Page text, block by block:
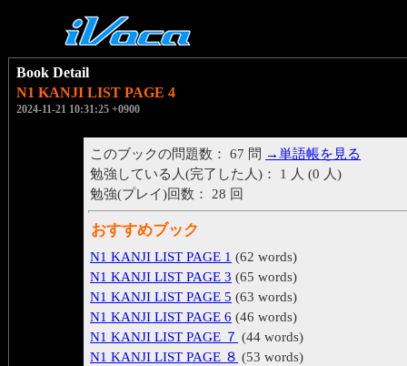
Book Detail
N1 KANJI LIST PAGE 4
2024-11-21 10:31:25 +0900
このブックの問題数： 67 問 →単語帳を見る
勉強している人(完了した人)： 1 人 (0 人)
勉強(プレイ)回数： 28 回
おすすめブック
N1 KANJI LIST PAGE 1 (62 words)
N1 KANJI LIST PAGE 3 (65 words)
N1 KANJI LIST PAGE 5 (63 words)
N1 KANJI LIST PAGE 6 (46 words)
N1 KANJI LIST PAGE ７ (44 words)
N1 KANJI LIST PAGE ８ (53 words)